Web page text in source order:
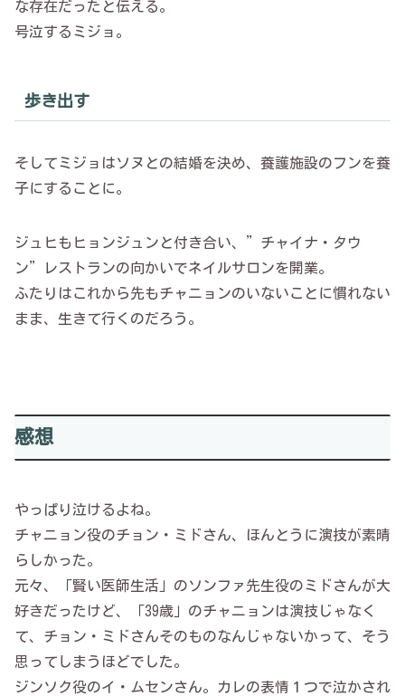
な存在だったと伝える。
号泣するミジョ。
歩き出す
そしてミジョはソヌとの結婚を決め、養護施設のフンを養
子にすることに。
ジュヒもヒョンジュンと付き合い、”チャイナ・タウ
ン”レストランの向かいでネイルサロンを開業。
ふたりはこれから先もチャニョンのいないことに慣れない
まま、生きて行くのだろう。
感想
やっぱり泣けるよね。
チャニョン役のチョン・ミドさん、ほんとうに演技が素晴
らしかった。
元々、「賢い医師生活」のソンファ先生役のミドさんが大
好きだったけど、「39歳」のチャニョンは演技じゃなく
て、チョン・ミドさんそのものなんじゃないかって、そう
思ってしまうほどでした。
ジンソク役のイ・ムセンさん。カレの表情１つで泣かされ